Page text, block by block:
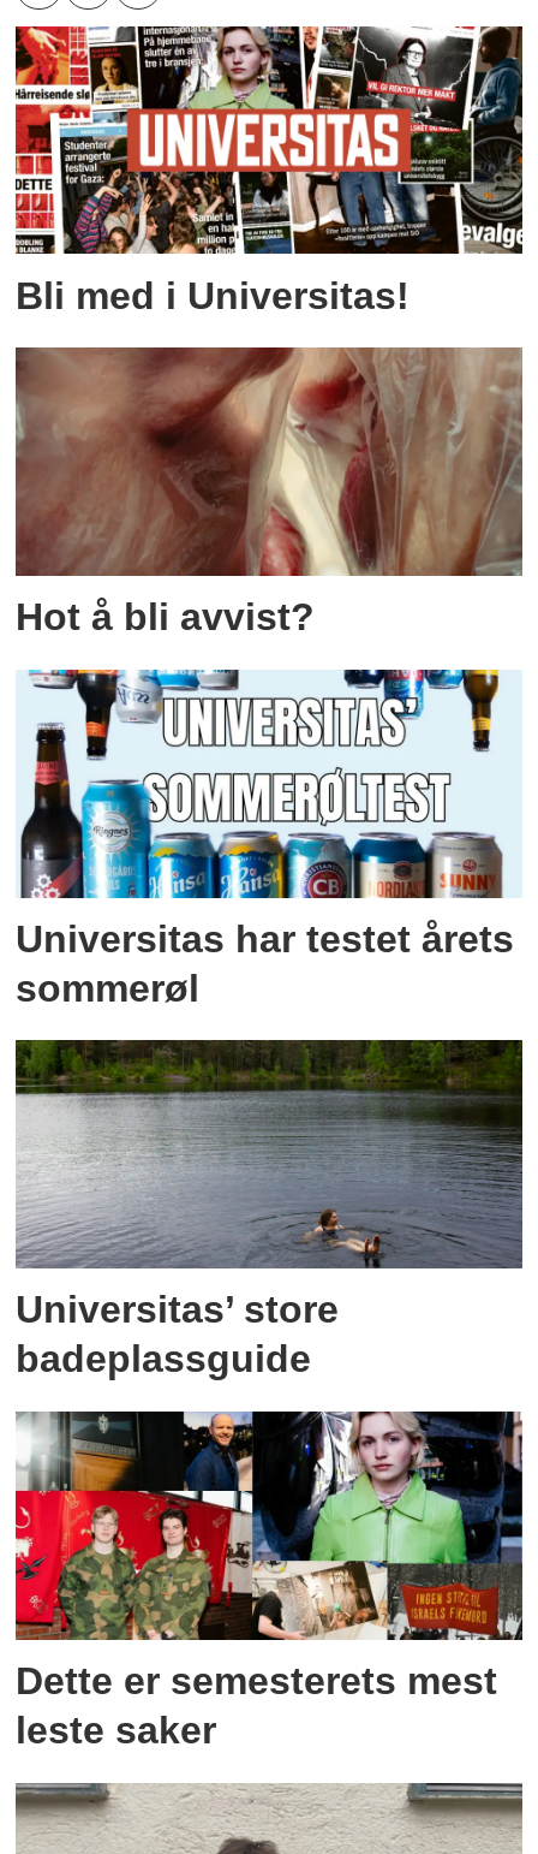
Bli med i Universitas!
Hot å bli avvist?
Universitas har testet årets
sommerøl
Universitas’ store
badeplassguide
Dette er semesterets mest
leste saker